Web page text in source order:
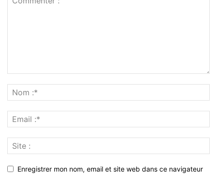
Enregistrer mon nom, email et site web dans ce navigateur